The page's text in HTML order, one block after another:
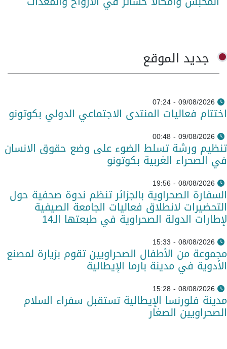
جديد الموقع
09/08/2026 - 07:24
اختتام فعاليات المنتدى الاجتماعي الدولي بكوتونو
09/08/2026 - 00:48
تنظيم ورشة تسلط الضوء على وضع حقوق الانسان
في الصحراء الغربية بكوتونو
08/08/2026 - 19:56
السفارة الصحراوية بالجزائر تنظم ندوة صحفية حول
التحضيرات لانطلاق فعاليات الجامعة الصيفية
لإطارات الدولة الصحراوية في طبعتها الـ14
08/08/2026 - 15:33
مجموعة من الأطفال الصحراويين تقوم بزيارة لمصنع
الأدوية في مدينة بارما الإيطالية
08/08/2026 - 15:28
مدينة فلورنسا الإيطالية تستقبل سفراء السلام
الصحراويين الصغار